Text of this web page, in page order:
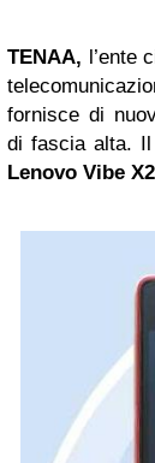
TENAA, l’ente
fornisce di
di fascia alta. Il
Lenovo Vibe X2